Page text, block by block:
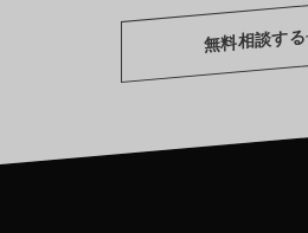
無料相談する